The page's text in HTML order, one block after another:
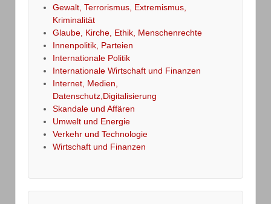
Gewalt, Terrorismus, Extremismus,
Kriminalität
Glaube, Kirche, Ethik, Menschenrechte
Innenpolitik, Parteien
Internationale Politik
Internationale Wirtschaft und Finanzen
Internet, Medien,
Datenschutz,Digitalisierung
Skandale und Affären
Umwelt und Energie
Verkehr und Technologie
Wirtschaft und Finanzen